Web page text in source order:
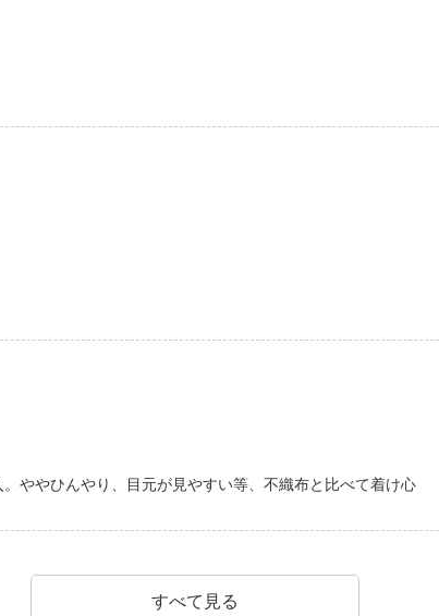
ややひんやり、目元が見やすい等、不織布と比べて着け心
すべて見る